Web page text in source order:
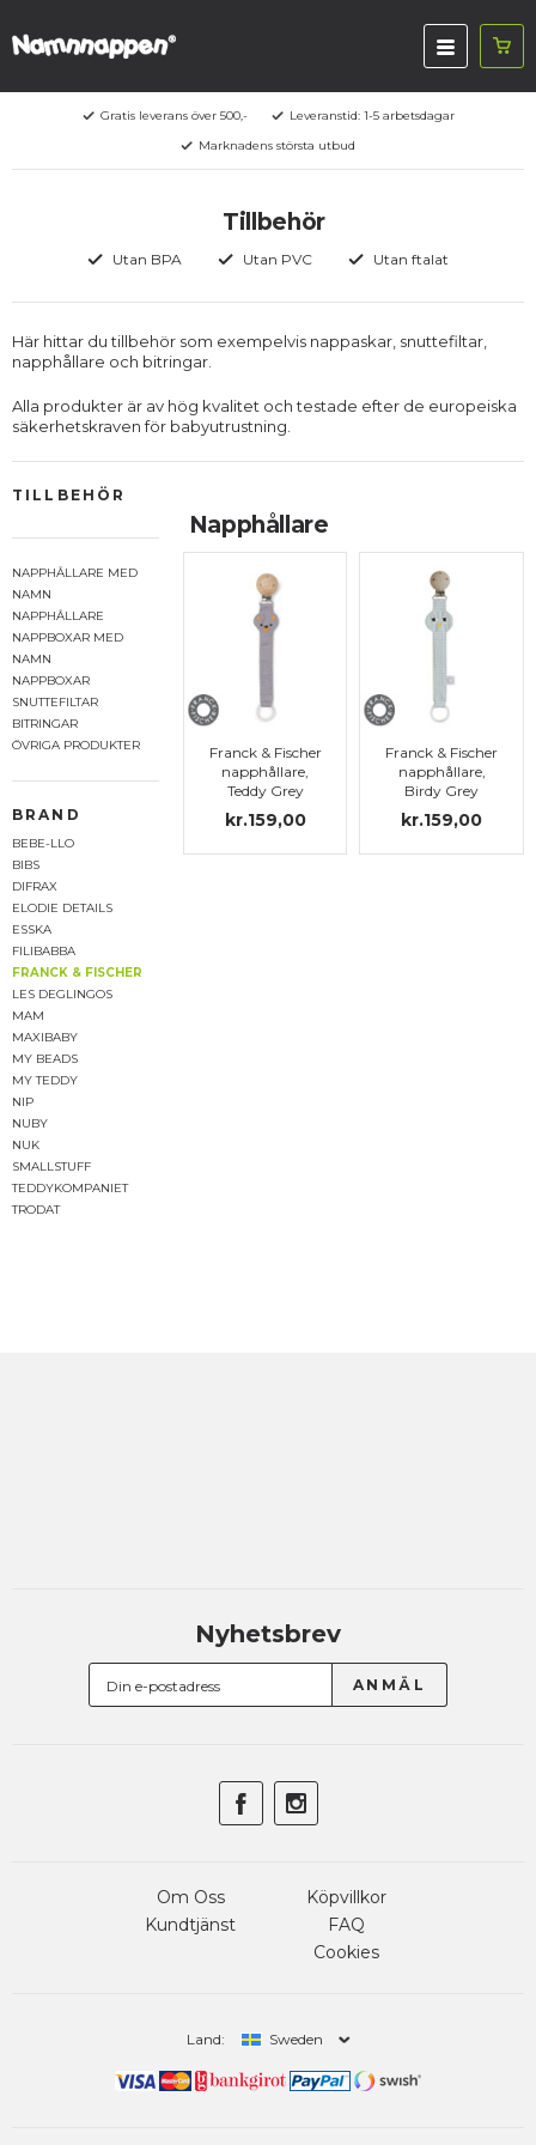
Gratis leverans över 500,-
Leveranstid: 1-5 arbetsdagar
Marknadens största utbud
Tillbehör
Utan BPA Utan PVC Utan ftalat
Här hittar du tillbehör som exempelvis nappaskar, snuttefiltar,
napphållare och bitringar.
Alla produkter är av hög kvalitet och testade efter de europeiska
säkerhetskraven för babyutrustning.
TILLBEHÖR
NAPPHÅLLARE MED
NAMN
NAPPHÅLLARE
NAPPBOXAR MED
NAMN
NAPPBOXAR
SNUTTEFILTAR
BITRINGAR
ÖVRIGA PRODUKTER
BRAND
BEBE-LLO
BIBS
DIFRAX
ELODIE DETAILS
ESSKA
FILIBABBA
FRANCK & FISCHER
LES DEGLINGOS
MAM
MAXIBABY
MY BEADS
MY TEDDY
NIP
NUBY
NUK
SMALLSTUFF
TEDDYKOMPANIET
TRODAT
Napphållare
Franck & Fischer
napphållare,
Teddy Grey
kr.159,00
Franck & Fischer
napphållare,
Birdy Grey
kr.159,00
Nyhetsbrev
Om Oss
Kundtjänst
Köpvillkor
FAQ
Cookies
Land: Sweden